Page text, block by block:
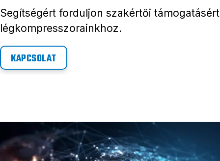
Segítségért forduljon szakértői támogatásért
légkompresszorainkhoz.
KAPCSOLAT